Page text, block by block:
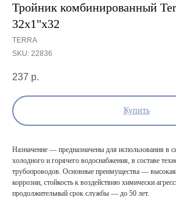
Тройник комбинированный
32х1"x32
TERRA
SKU: 22836
237 р.
Купить
Назначение — предназначены для использования в
холодного и горячего водоснабжения, в составе
трубопроводов. Основные преимущества —
коррозии, стойкость к воздействию химически
продолжительный срок службы — до 50 лет.